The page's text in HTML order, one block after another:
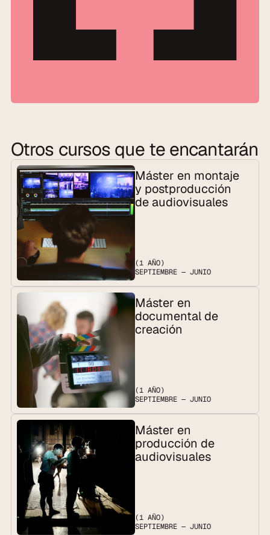
Otros cursos que te encantarán
Máster en montaje
y postproducción
de audiovisuales
(1 AÑO)
SEPTIEMBRE — JUNIO
Máster en
documental de
creación
(1 AÑO)
SEPTIEMBRE — JUNIO
Máster en
producción de
audiovisuales
(1 AÑO)
SEPTIEMBRE — JUNIO